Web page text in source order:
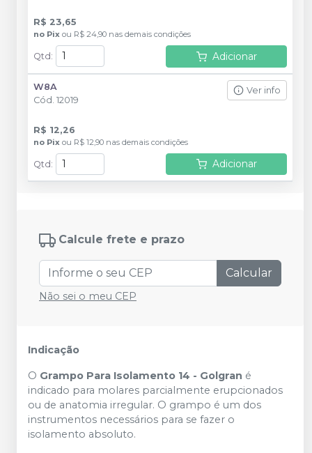
R$ 23,65
no Pix ou R$ 24,90 nas demais condições
Qtd: Adicionar
W8A
Cód. 12019
Ver info
R$ 12,26
no Pix ou R$ 12,90 nas demais condições
Qtd: Adicionar
Calcule frete e prazo
Calcular
Não sei o meu CEP
Indicação
O Grampo Para Isolamento 14 - Golgran é
indicado para molares parcialmente erupcionados
ou de anatomia irregular. O grampo é um dos
instrumentos necessários para se fazer o
isolamento absoluto.